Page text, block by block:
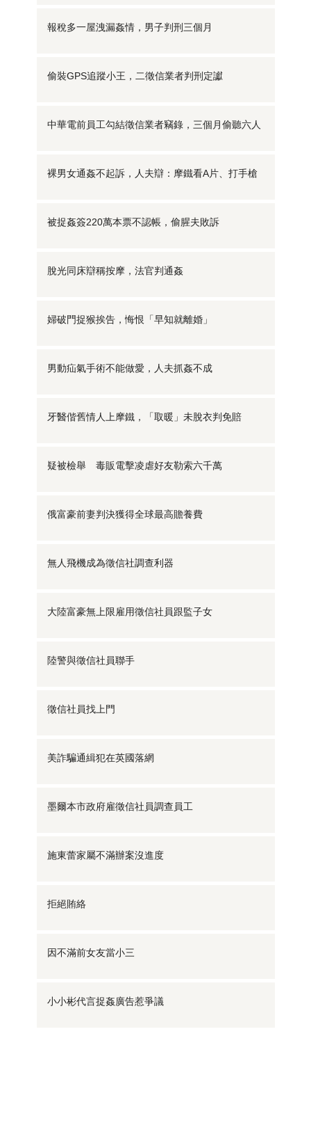
報稅多一屋洩漏姦情，男子判刑三個月
偷裝GPS追蹤小王，二徵信業者判刑定讞
中華電前員工勾結徵信業者竊錄，三個月偷聽六人
裸男女通姦不起訴，人夫辯：摩鐵看A片、打手槍
被捉姦簽220萬本票不認帳，偷腥夫敗訴
脫光同床辯稱按摩，法官判通姦
婦破門捉猴挨告，悔恨「早知就離婚」
男動疝氣手術不能做愛，人夫抓姦不成
牙醫偕舊情人上摩鐵，「取暖」未脫衣判免賠
疑被檢舉 毒販電擊凌虐好友勒索六千萬
俄富豪前妻判決獲得全球最高贍養費
無人飛機成為徵信社調查利器
大陸富豪無上限雇用徵信社員跟監子女
陸警與徵信社員聯手
徵信社員找上門
美詐騙通緝犯在英國落網
墨爾本市政府雇徵信社員調查員工
施東蕾家屬不滿辦案沒進度
拒絕賄絡
因不滿前女友當小三
小小彬代言捉姦廣告惹爭議